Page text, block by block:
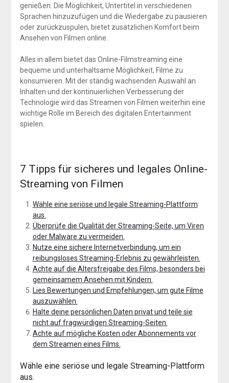
genießen. Die Möglichkeit, Untertitel in verschiedenen
Sprachen hinzuzufügen und die Wiedergabe zu pausieren
oder zurückzuspulen, bietet zusätzlichen Komfort beim
Ansehen von Filmen online.
Alles in allem bietet das Online-Filmstreaming eine
bequeme und unterhaltsame Möglichkeit, Filme zu
konsumieren. Mit der ständig wachsenden Auswahl an
Inhalten und der kontinuierlichen Verbesserung der
Technologie wird das Streamen von Filmen weiterhin eine
wichtige Rolle im Bereich des digitalen Entertainment
spielen.
7 Tipps für sicheres und legales Online-
Streaming von Filmen
Wähle eine seriöse und legale Streaming-Plattform
aus.
Überprüfe die Qualität der Streaming-Seite, um Viren
oder Malware zu vermeiden.
Nutze eine sichere Internetverbindung, um ein
reibungsloses Streaming-Erlebnis zu gewährleisten.
Achte auf die Altersfreigabe des Films, besonders bei
gemeinsamem Ansehen mit Kindern.
Lies Bewertungen und Empfehlungen, um gute Filme
auszuwählen.
Halte deine persönlichen Daten privat und teile sie
nicht auf fragwürdigen Streaming-Seiten.
Achte auf mögliche Kosten oder Abonnements vor
dem Streamen eines Films.
Wähle eine seriöse und legale Streaming-Plattform
aus.